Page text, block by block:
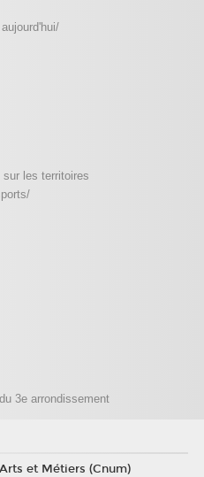
sur les territoires
3e arrondissement
et Métiers (Cnum)